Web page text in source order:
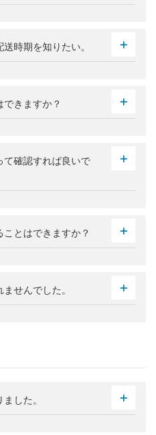
時期を知りたい。
きますか？
て確認すれば良いで
とはできますか？
せんでした。
した。